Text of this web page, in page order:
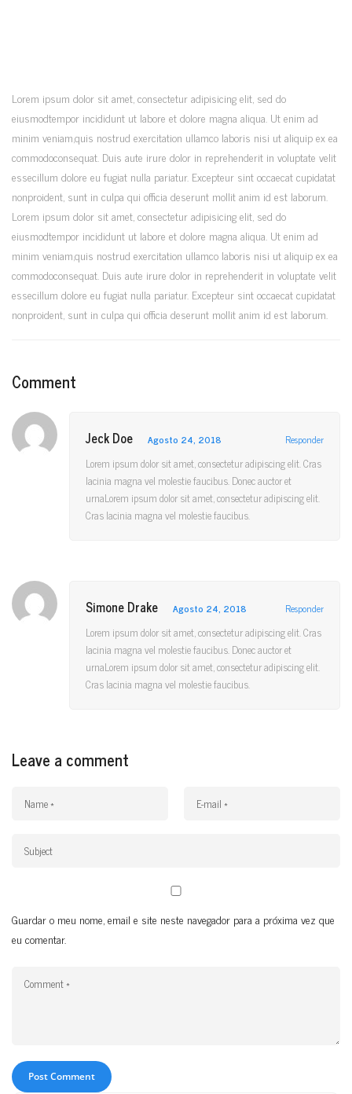
Lorem ipsum dolor sit amet, consectetur adipisicing elit, sed do
eiusmodtempor incididunt ut labore et dolore magna aliqua. Ut enim ad
minim veniam,quis nostrud exercitation ullamco laboris nisi ut aliquip ex ea
commodoconsequat. Duis aute irure dolor in reprehenderit in voluptate velit
essecillum dolore eu fugiat nulla pariatur. Excepteur sint occaecat cupidatat
nonproident, sunt in culpa qui officia deserunt mollit anim id est laborum.
Lorem ipsum dolor sit amet, consectetur adipisicing elit, sed do
eiusmodtempor incididunt ut labore et dolore magna aliqua. Ut enim ad
minim veniam,quis nostrud exercitation ullamco laboris nisi ut aliquip ex ea
commodoconsequat. Duis aute irure dolor in reprehenderit in voluptate velit
essecillum dolore eu fugiat nulla pariatur. Excepteur sint occaecat cupidatat
nonproident, sunt in culpa qui officia deserunt mollit anim id est laborum.
Comment
Jeck Doe Agosto 24, 2018 Responder
Lorem ipsum dolor sit amet, consectetur adipiscing elit. Cras
lacinia magna vel molestie faucibus. Donec auctor et
urnaLorem ipsum dolor sit amet, consectetur adipiscing elit.
Cras lacinia magna vel molestie faucibus.
Simone Drake Agosto 24, 2018 Responder
Lorem ipsum dolor sit amet, consectetur adipiscing elit. Cras
lacinia magna vel molestie faucibus. Donec auctor et
urnaLorem ipsum dolor sit amet, consectetur adipiscing elit.
Cras lacinia magna vel molestie faucibus.
Leave a comment
Guardar o meu nome, email e site neste navegador para a próxima vez que
eu comentar.